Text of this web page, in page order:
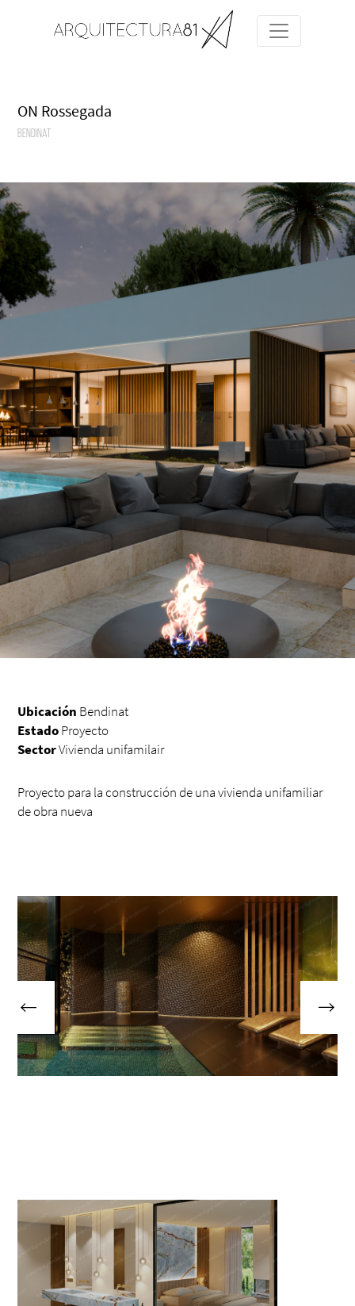
ON Rossegada
Bendinat
Proyecto para la construcción de una vivienda unifamiliar
de obra nueva
Ubicación Bendinat
EstadoProyecto
SectorVivienda unifamilair